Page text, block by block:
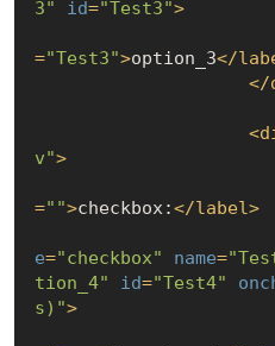
3" id="Test3">
="Test3">option_3</
</
<
v">
="">checkbox:</label>
e="checkbox" name=
tion_4"
id="Test4"
s)">